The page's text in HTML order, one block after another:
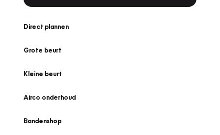
Direct plannen
Grote beurt
Kleine beurt
Airco onderhoud
Bandenshop